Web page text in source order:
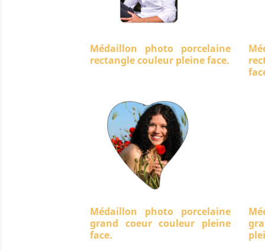
Médaillon photo porcelaine
rectangle couleur pleine face.
Médaillon photo porcelaine
grand coeur couleur pleine
face.